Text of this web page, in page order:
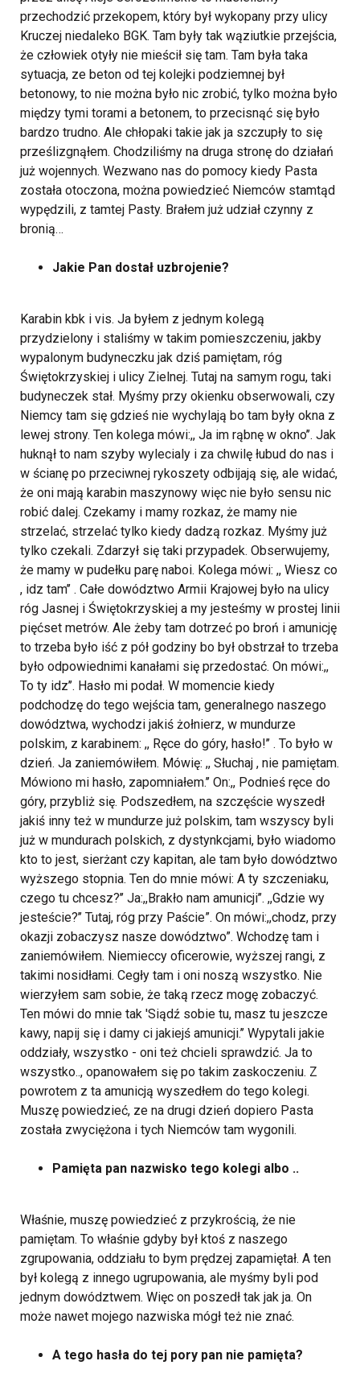
przechodzić przekopem, który był wykopany przy ulicy
Kruczej niedaleko BGK. Tam były tak wąziutkie przejścia,
że człowiek otyły nie mieścił się tam. Tam była taka
sytuacja, ze beton od tej kolejki podziemnej był
betonowy, to nie można było nic zrobić, tylko można było
między tymi torami a betonem, to przecisnąć się było
bardzo trudno. Ale chłopaki takie jak ja szczupły to się
prześlizgnąłem. Chodziliśmy na druga stronę do działań
już wojennych. Wezwano nas do pomocy kiedy Pasta
została otoczona, można powiedzieć Niemców stamtąd
wypędzili, z tamtej Pasty. Brałem już udział czynny z
bronią…
Jakie Pan dostał uzbrojenie?
Karabin kbk i vis. Ja byłem z jednym kolegą
przydzielony i staliśmy w takim pomieszczeniu, jakby
wypalonym budyneczku jak dziś pamiętam, róg
Świętokrzyskiej i ulicy Zielnej. Tutaj na samym rogu, taki
budyneczek stał. Myśmy przy okienku obserwowali, czy
Niemcy tam się gdzieś nie wychylają bo tam były okna z
lewej strony. Ten kolega mówi:,, Ja im rąbnę w okno’’. Jak
huknął to nam szyby wylecialy i za chwilę łubud do nas i
w ścianę po przeciwnej rykoszety odbijają się, ale widać,
że oni mają karabin maszynowy więc nie było sensu nic
robić dalej. Czekamy i mamy rozkaz, że mamy nie
strzelać, strzelać tylko kiedy dadzą rozkaz. Myśmy już
tylko czekali. Zdarzył się taki przypadek. Obserwujemy,
że mamy w pudełku parę naboi. Kolega mówi: ,, Wiesz co
, idz tam’’ . Całe dowództwo Armii Krajowej było na ulicy
róg Jasnej i Świętokrzyskiej a my jesteśmy w prostej linii
pięćset metrów. Ale żeby tam dotrzeć po broń i amunicję
to trzeba było iść z pół godziny bo był obstrzał to trzeba
było odpowiednimi kanałami się przedostać. On mówi:,,
To ty idz’’. Hasło mi podał. W momencie kiedy
podchodzę do tego wejścia tam, generalnego naszego
dowództwa, wychodzi jakiś żołnierz, w mundurze
polskim, z karabinem: ,, Ręce do góry, hasło!’’ . To było w
dzień. Ja zaniemówiłem. Mówię: ,, Słuchaj , nie pamiętam.
Mówiono mi hasło, zapomniałem.’’ On:,, Podnieś ręce do
góry, przybliż się. Podszedłem, na szczęście wyszedł
jakiś inny też w mundurze już polskim, tam wszyscy byli
już w mundurach polskich, z dystynkcjami, było wiadomo
kto to jest, sierżant czy kapitan, ale tam było dowództwo
wyższego stopnia. Ten do mnie mówi: A ty szczeniaku,
czego tu chcesz?’’ Ja:,,Brakło nam amunicji’’. ,,Gdzie wy
jesteście?’’ Tutaj, róg przy Paście”. On mówi:,,chodz, przy
okazji zobaczysz nasze dowództwo”. Wchodzę tam i
zaniemówiłem. Niemieccy oficerowie, wyższej rangi, z
takimi nosidłami. Cegły tam i oni noszą wszystko. Nie
wierzyłem sam sobie, że taką rzecz mogę zobaczyć.
Ten mówi do mnie tak 'Siądź sobie tu, masz tu jeszcze
kawy, napij się i damy ci jakiejś amunicji.’’ Wypytali jakie
oddziały, wszystko - oni też chcieli sprawdzić. Ja to
wszystko.., opanowałem się po takim zaskoczeniu. Z
powrotem z ta amunicją wyszedłem do tego kolegi.
Muszę powiedzieć, ze na drugi dzień dopiero Pasta
została zwyciężona i tych Niemców tam wygonili.
Pamięta pan nazwisko tego kolegi albo ..
Właśnie, muszę powiedzieć z przykrością, że nie
pamiętam. To właśnie gdyby był ktoś z naszego
zgrupowania, oddziału to bym prędzej zapamiętał. A ten
był kolegą z innego ugrupowania, ale myśmy byli pod
jednym dowództwem. Więc on poszedł tak jak ja. On
może nawet mojego nazwiska mógł też nie znać.
A tego hasła do tej pory pan nie pamięta?